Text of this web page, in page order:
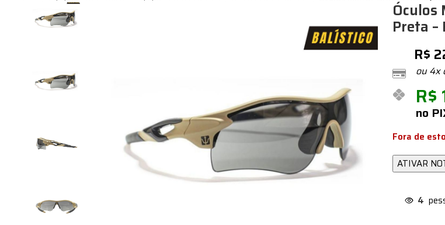
Óculos
Preta –
R$
ou 4x
R$
no
Fora de
4